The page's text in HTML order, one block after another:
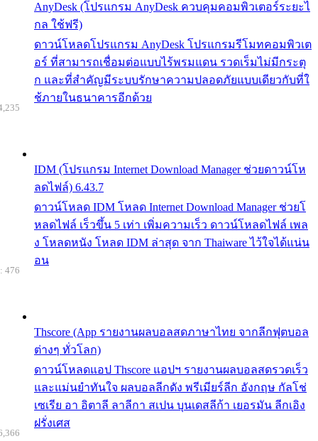
AnyDesk (โปรแกรม AnyDesk ควบคุมคอมพิวเตอร์ระยะไ
กล ใช้ฟรี)
ดาวน์โหลดโปรแกรม AnyDesk โปรแกรมรีโมทคอมพิวเต
อร์ ที่สามารถเชื่อมต่อแบบไร้พรมแดน รวดเร็มไม่มีกระตุ
ก และที่สำคัญมีระบบรักษาความปลอดภัยแบบเดียวกับที่ใ
ช้ภายในธนาคารอีกด้วย
IDM (โปรแกรม Internet Download Manager ช่วยดาวน์โห
ลดไฟล์) 6.43.7
ดาวน์โหลด IDM โหลด Internet Download Manager ช่วยโ
หลดไฟล์ เร็วขึ้น 5 เท่า เพิ่มความเร็ว ดาวน์โหลดไฟล์ เพล
ง โหลดหนัง โหลด IDM ล่าสุด จาก Thaiware ไว้ใจได้แน่น
อน
Thscore (App รายงานผลบอลสดภาษาไทย จากลีกฟุตบอล
ต่างๆ ทั่วโลก)
ดาวน์โหลดแอป Thscore แอปฯ รายงานผลบอลสดรวดเร็ว
และแม่นยำทันใจ ผลบอลลีกดัง พรีเมียร์ลีก อังกฤษ กัลโช่
เซเรีย อา อิตาลี ลาลีกา สเปน บุนเดสลีก้า เยอรมัน ลีกเอิง
ฝรั่งเศส
476